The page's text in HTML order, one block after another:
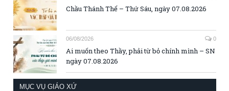
Chầu Thánh Thể – Thứ Sáu, ngày 07.08.2026
06/08/2026 0
Ai muốn theo Thầy, phải từ bỏ chính mình – SN
ngày 07.08.2026
MỤC VỤ GIÁO XỨ